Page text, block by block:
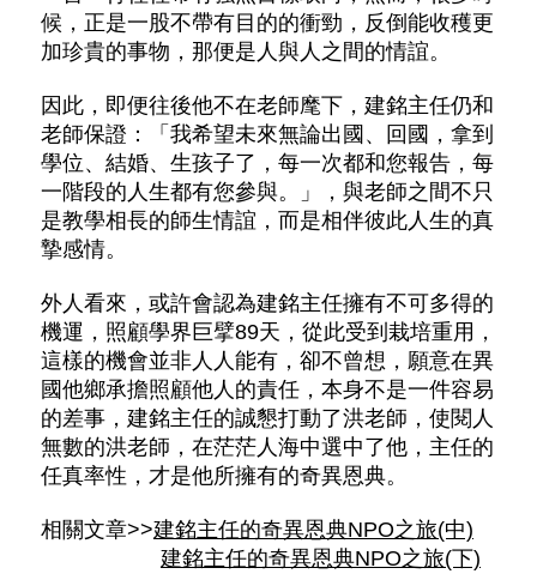
候，正是一股不帶有目的的衝勁，反倒能收穫更
加珍貴的事物，那便是人與人之間的情誼。
因此，即便往後他不在老師麾下，建銘主任仍和
老師保證：「我希望未來無論出國、回國，拿到
學位、結婚、生孩子了，每一次都和您報告，每
一階段的人生都有您參與。」，與老師之間不只
是教學相長的師生情誼，而是相伴彼此人生的真
摯感情。
外人看來，或許會認為建銘主任擁有不可多得的
機運，照顧學界巨擘89天，從此受到栽培重用，
這樣的機會並非人人能有，卻不曾想，願意在異
國他鄉承擔照顧他人的責任，本身不是一件容易
的差事，建銘主任的誠懇打動了洪老師，使閱人
無數的洪老師，在茫茫人海中選中了他，主任的
任真率性，才是他所擁有的奇異恩典。
相關文章>>建銘主任的奇異恩典NPO之旅(中)
建銘主任的奇異恩典NPO之旅(下)